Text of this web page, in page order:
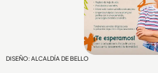
DISEÑO: ALCALDÍA DE BELLO